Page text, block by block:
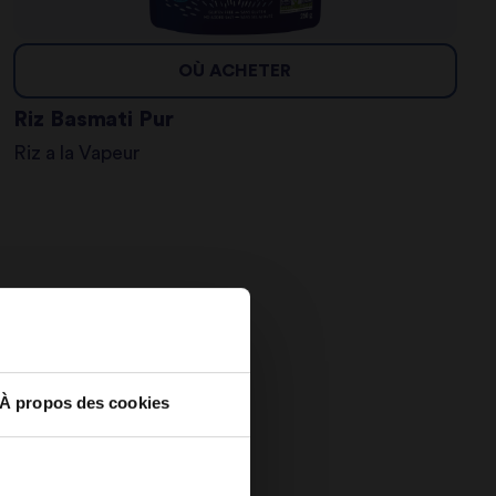
À propos des cookies
OÙ ACHETER
Riz Basmati Pur
Riz a la Vapeur